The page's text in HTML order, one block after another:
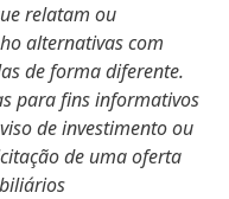
relatam ou
alternativas com
de forma diferente.
para fins informativos
de investimento ou
de uma oferta